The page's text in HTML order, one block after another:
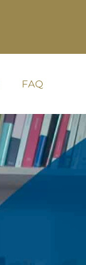
FAQ